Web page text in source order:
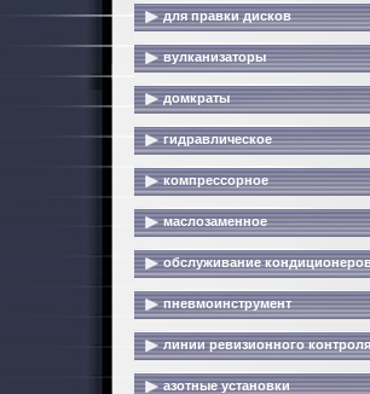
для правки дисков
вулканизаторы
домкраты
гидравлическое
компрессорное
маслозаменное
обслуживание
пневмоинструмент
линии ревизионного контроля
азотные установки